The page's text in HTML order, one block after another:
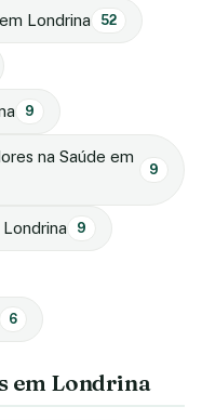
Londrina 52
9
na Saúde em
9
9
6
em Londrina